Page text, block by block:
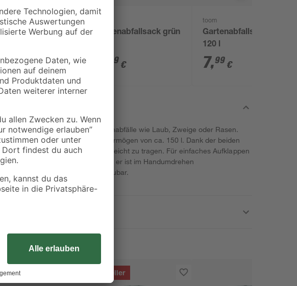
100 l
,99€
Gartenabfallsack grün
99 €
toom
Gartenabfallsack grün
120 l
7,99 €
eignet sich ideal für Gartenabfälle wie Laub, Zweige oder Rasen.
Sack besitzt ein Fassungsvermögen von ca. 150 l. Dank der beiden
ist der Gartenabfallsack leicht zu tragen. Für einfaches Aufklappen
Federmechanismus und er ist im Handumdrehen
und somit platzsparend verstaubar.
Bestseller